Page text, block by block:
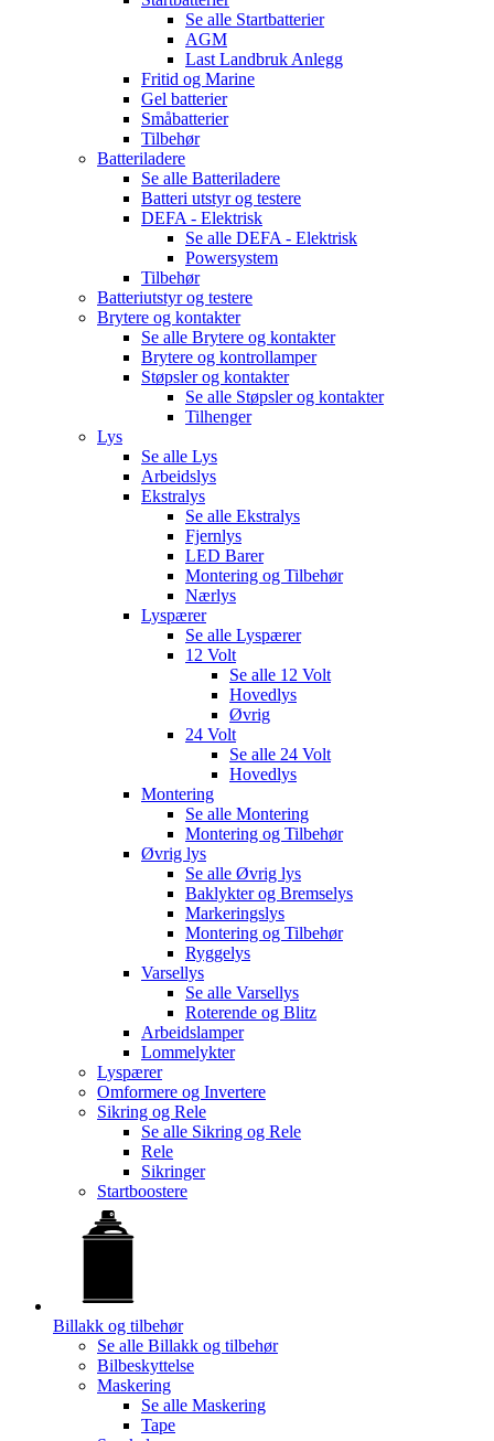
Se alle Startbatterier
AGM
Last Landbruk Anlegg
Fritid og Marine
Gel batterier
Småbatterier
Tilbehør
Batteriladere
Se alle Batteriladere
Batteri utstyr og testere
DEFA - Elektrisk
Se alle DEFA - Elektrisk
Powersystem
Tilbehør
Batteriutstyr og testere
Brytere og kontakter
Se alle Brytere og kontakter
Brytere og kontrollamper
Støpsler og kontakter
Se alle Støpsler og kontakter
Tilhenger
Lys
Se alle Lys
Arbeidslys
Ekstralys
Se alle Ekstralys
Fjernlys
LED Barer
Montering og Tilbehør
Nærlys
Lyspærer
Se alle Lyspærer
12 Volt
Se alle 12 Volt
Hovedlys
Øvrig
24 Volt
Se alle 24 Volt
Hovedlys
Montering
Se alle Montering
Montering og Tilbehør
Øvrig lys
Se alle Øvrig lys
Baklykter og Bremselys
Markeringslys
Montering og Tilbehør
Ryggelys
Varsellys
Se alle Varsellys
Roterende og Blitz
Arbeidslamper
Lommelykter
Lyspærer
Omformere og Invertere
Sikring og Rele
Se alle Sikring og Rele
Rele
Sikringer
Startboostere
Billakk og tilbehør
Se alle Billakk og tilbehør
Bilbeskyttelse
Maskering
Se alle Maskering
Tape